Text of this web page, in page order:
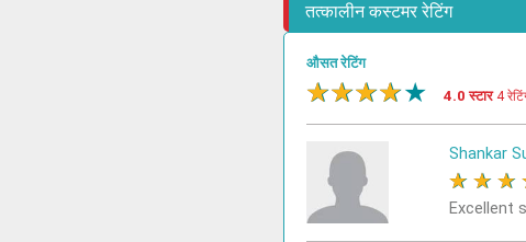
तत्कालीन कस्टमर रेटिंग
औसत रेटिंग
★★★★★ 4.0 स्टार 4
Shankar
★ ★ ★
Excellent